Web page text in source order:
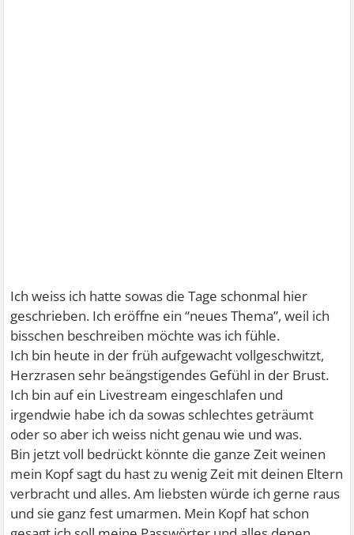
Ich weiss ich hatte sowas die Tage schonmal hier
geschrieben. Ich eröffne ein “neues Thema”, weil ich
bisschen beschreiben möchte was ich fühle.
Ich bin heute in der früh aufgewacht vollgeschwitzt,
Herzrasen sehr beängstigendes Gefühl in der Brust.
Ich bin auf ein Livestream eingeschlafen und
irgendwie habe ich da sowas schlechtes geträumt
oder so aber ich weiss nicht genau wie und was.
Bin jetzt voll bedrückt könnte die ganze Zeit weinen
mein Kopf sagt du hast zu wenig Zeit mit deinen Eltern
verbracht und alles. Am liebsten würde ich gerne raus
und sie ganz fest umarmen. Mein Kopf hat schon